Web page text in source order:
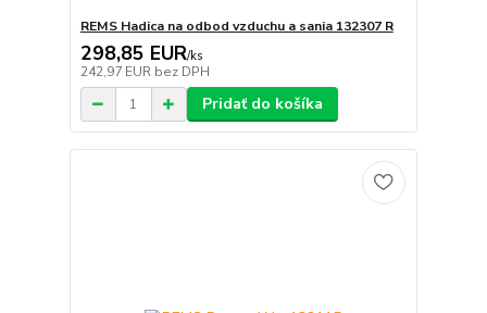
REMS Hadica na odbod vzduchu a sania 132307 R
298,85 EUR/ks
242,97 EUR bez DPH
Pridať do košíka